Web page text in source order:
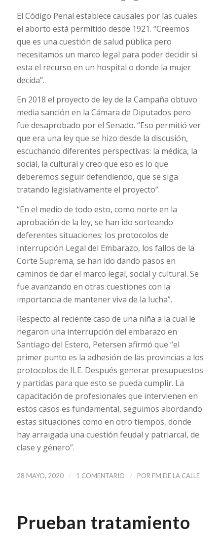
El Código Penal establece causales por las cuales
el aborto está permitido desde 1921. “Creemos
que es una cuestión de salud pública pero
necesitamos un marco legal para poder decidir si
esta el recurso en un hospital o donde la mujer
decida”.
En 2018 el proyecto de ley de la Campaña obtuvo
media sanción en la Cámara de Diputados pero
fue desaprobado por el Senado. “Eso permitió ver
que era una ley que se hizo desde la discusión,
escuchando diferentes perspectivas: la médica, la
social, la cultural y creo que eso es lo que
deberemos seguir defendiendo, que se siga
tratando legislativamente el proyecto”.
“En el medio de todo esto, como norte en la
aprobación de la ley, se han ido sorteando
deferentes situaciones: los protocolos de
Interrupción Legal del Embarazo, los fallos de la
Corte Suprema, se han ido dando pasos en
caminos de dar el marco legal, social y cultural. Se
fue avanzando en otras cuestiones con la
importancia de mantener viva de la lucha”.
Respecto al reciente caso de una niña a la cual le
negaron una interrupción del embarazo en
Santiago del Estero, Petersen afirmó que “el
primer punto es la adhesión de las provincias a los
protocolos de ILE. Después generar presupuestos
y partidas para que esto se pueda cumplir. La
capacitación de profesionales que intervienen en
estos casos es fundamental, seguimos abordando
estas situaciones como en otro tiempos, donde
hay arraigada una cuestión feudal y patriarcal, de
clase y género”.
28 MAYO, 2020 / 1 COMENTARIO / POR FM DE LA CALLE
Prueban tratamiento